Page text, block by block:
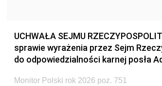
UCHWAŁA SEJMU
sprawie wyrażenia przez Sejm
do odpowiedzialności karnej posła
Monitor Polski rok 2026 poz. 751